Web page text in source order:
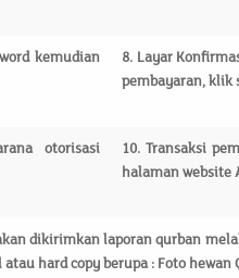
kemudian
8. Layar
pembayaran,
otorisasi
10.Transaksi
halaman website
dikirimkan laporan qurban
hard copy berupa : Foto